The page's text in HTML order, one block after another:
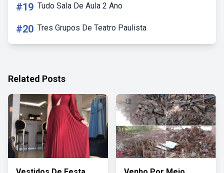
#19 Tudo Sala De Aula 2 Ano
#20 Tres Grupos De Teatro Paulista
Related Posts